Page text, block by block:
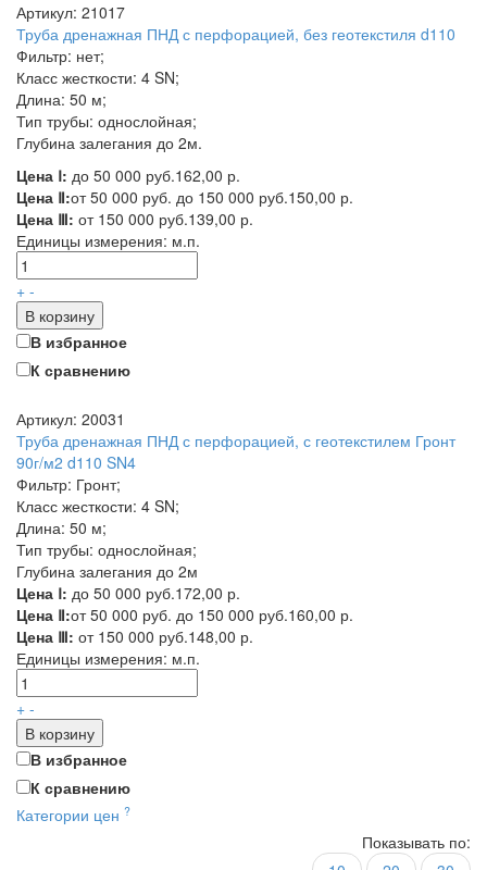
Артикул: 21017
Труба дренажная ПНД с перфорацией, без геотекстиля d110
Фильтр: нет;
Класс жесткости: 4 SN;
Длина: 50 м;
Тип трубы: однослойная;
Глубина залегания до 2м.
Цена Ⅰ: до 50 000 руб.162,00 р.
Цена Ⅱ:от 50 000 руб. до 150 000 руб.150,00 р.
Цена Ⅲ: от 150 000 руб.139,00 р.
Единицы измерения: м.п.
+ -
В корзину
В избранное
К сравнению
Артикул: 20031
Труба дренажная ПНД с перфорацией, с геотекстилем Гронт
90г/м2 d110 SN4
Фильтр: Гронт;
Класс жесткости: 4 SN;
Длина: 50 м;
Тип трубы: однослойная;
Глубина залегания до 2м
Цена Ⅰ: до 50 000 руб.172,00 р.
Цена Ⅱ:от 50 000 руб. до 150 000 руб.160,00 р.
Цена Ⅲ: от 150 000 руб.148,00 р.
Единицы измерения: м.п.
+ -
В корзину
В избранное
К сравнению
Категории цен ?
Показывать по: